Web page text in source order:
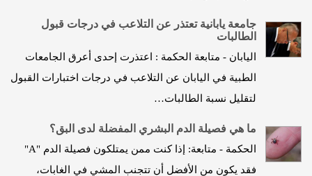
جامعة يابانية تعتذر عن التلاعب في درجات قبول
الطالبات
اليابان - متابعة الحكمة : اعتذرت إحدى أعرق الجامعات
الطبية في اليابان عن التلاعب في درجات اختبارات القبول
لتقليل نسبة الطالبات…
ما هي فصيلة الدم البشري المفضلة لدى البق؟
الحكمة - متابعة: إذا كنت ممن يمتلكون فصيلة الدم "A"
فقد يكون من الأفضل أن تتجنب المشي في الغابات،